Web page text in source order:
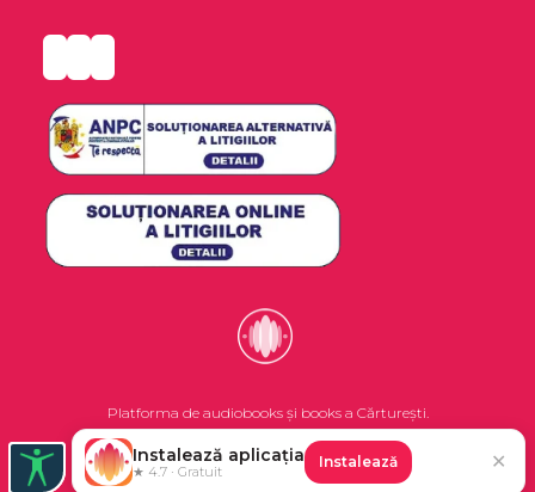
Platforma de audiobooks și books a Cărturești.
©2026 Nemo EPG SRL. Toate drepturile rezervate.
Instalează aplicația
★ 4.7 · Gratuit
Instalează ✕